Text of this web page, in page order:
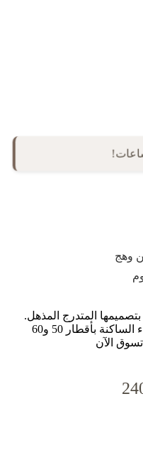
المتدرج المذهل.
مصنوعة من الحديد المطلي بالكهرباء الساكنة بأقطار 50 و60
الآن